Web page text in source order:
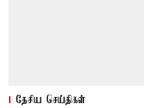
தேசிய செய்திகள்